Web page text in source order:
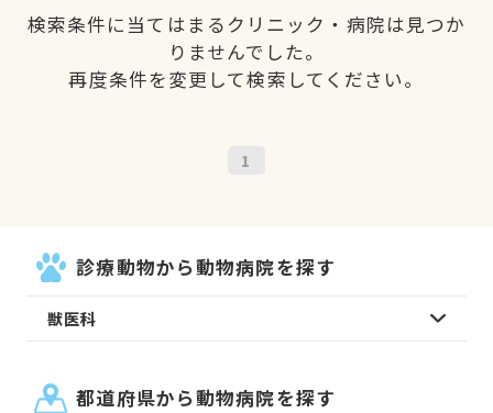
検索条件に当てはまるクリニック・病院は見つか
りませんでした。
再度条件を変更して検索してください。
1
診療動物から動物病院を探す
獣医科
都道府県から動物病院を探す